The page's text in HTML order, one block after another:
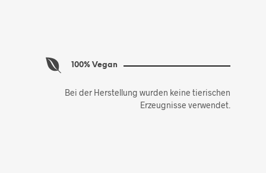
100% Vegan
Bei der Herstellung wurden keine tierischen
Erzeugnisse verwendet.